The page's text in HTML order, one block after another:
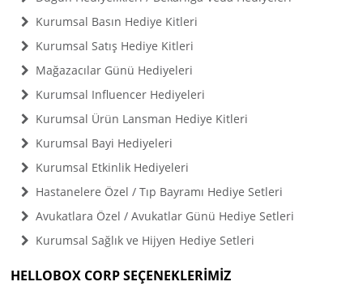
Kurumsal Basın Hediye Kitleri
Kurumsal Satış Hediye Kitleri
Mağazacılar Günü Hediyeleri
Kurumsal Influencer Hediyeleri
Kurumsal Ürün Lansman Hediye Kitleri
Kurumsal Bayi Hediyeleri
Kurumsal Etkinlik Hediyeleri
Hastanelere Özel / Tıp Bayramı Hediye Setleri
Avukatlara Özel / Avukatlar Günü Hediye Setleri
Kurumsal Sağlık ve Hijyen Hediye Setleri
HELLOBOX CORP SEÇENEKLERİMİZ